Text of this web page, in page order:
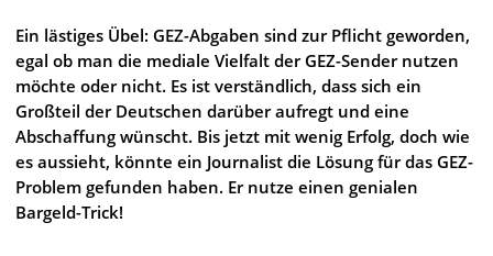
Ein lästiges Übel: GEZ-Abgaben sind zur Pflicht geworden,
egal ob man die mediale Vielfalt der GEZ-Sender nutzen
möchte oder nicht. Es ist verständlich, dass sich ein
Großteil der Deutschen darüber aufregt und eine
Abschaffung wünscht. Bis jetzt mit wenig Erfolg, doch wie
es aussieht, könnte ein Journalist die Lösung für das GEZ-
Problem gefunden haben. Er nutze einen genialen
Bargeld-Trick!